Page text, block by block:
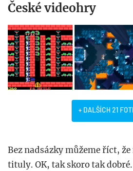
České videohry
+ DALŠÍCH 21
Bez nadsázky můžeme říct,
tituly. OK, tak skoro tak